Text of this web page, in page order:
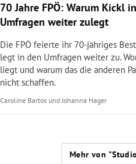
70 Jahre FPÖ: Warum Kickl
Umfragen weiter zulegt
Die FPÖ feierte ihr 70-jähriges
legt in den Umfragen weiter zu.
liegt und warum das die anderen
nicht schaffen.
Caroline Bartos undJohanna Hager
Mehr von